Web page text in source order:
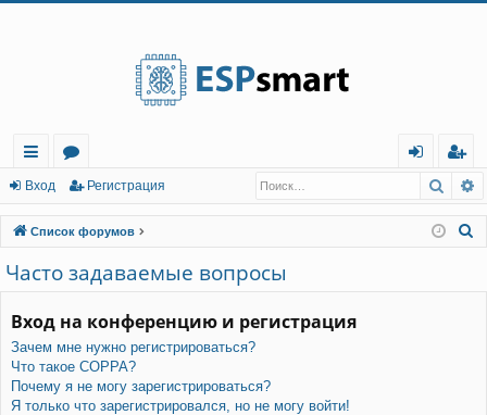
с
ы
лк
и
о
ру
м
ы
д
г
ис
тр
Вход Регистрация
Список форумов
Часто задаваемые вопросы
Вход на конференцию и регистрация
Зачем мне нужно регистрироваться?
Что такое COPPA?
Почему я не могу зарегистрироваться?
Я только что зарегистрировался, но не могу войти!